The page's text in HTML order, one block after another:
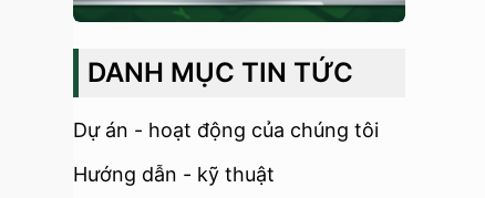
DANH MỤC TIN TỨC
Dự án - hoạt động của chúng tôi
Hướng dẫn - kỹ thuật